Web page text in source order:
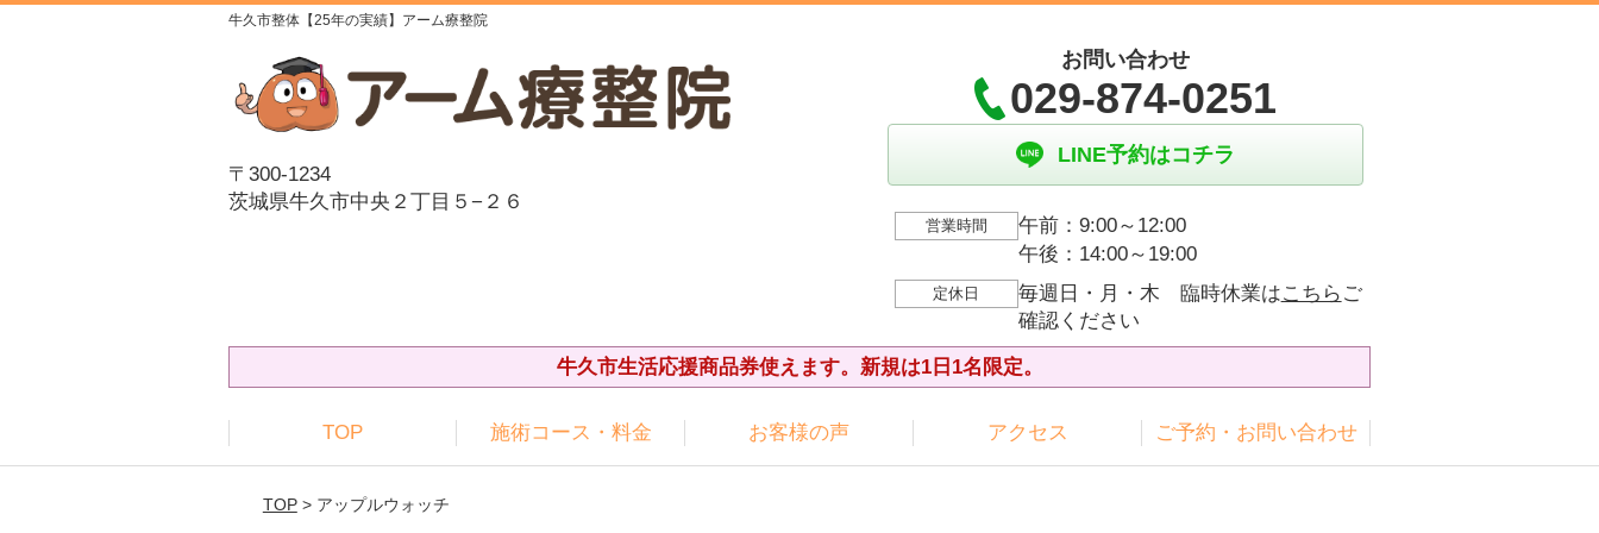
牛久市整体【25年の実績】アーム療整院
〒300-1234
茨城県牛久市中央２丁目５−２６
お問い合わせ
029-874-0251
LINE予約はコチラ
営業時間
午前：9:00～12:00
午後：14:00～19:00
定休日 毎週日・月・木 臨時休業はこちら ご
確認ください
牛久市生活応援商品券使えます。新規は1日1名限定。
TOP 施術コース・料金 お客様の声 アクセス ご予約・お問い合わせ
TOP> アップルウォッチ